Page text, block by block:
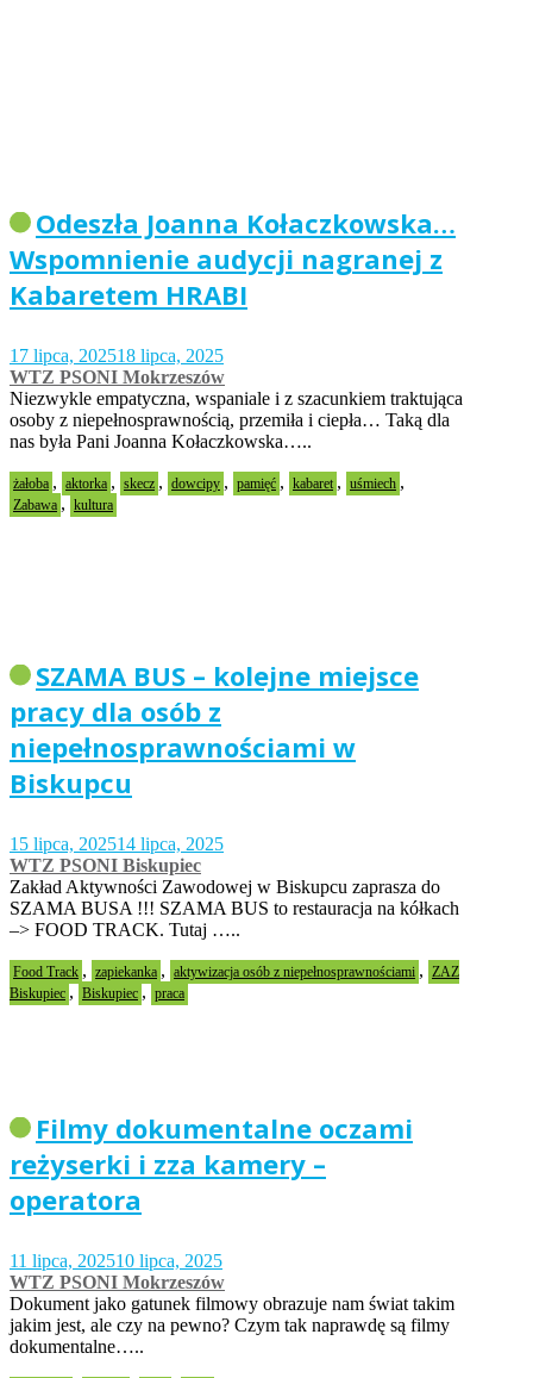
Odeszła Joanna Kołaczkowska…
Wspomnienie audycji nagranej z
Kabaretem HRABI
17 lipca, 202518 lipca, 2025
WTZ PSONI Mokrzeszów
Niezwykle empatyczna, wspaniale i z szacunkiem traktująca
osoby z niepełnosprawnością, przemiła i ciepła… Taką dla
nas była Pani Joanna Kołaczkowska…..
żałoba , aktorka , skecz , dowcipy , pamięć , kabaret , uśmiech ,
Zabawa , kultura
SZAMA BUS – kolejne miejsce
pracy dla osób z
niepełnosprawnościami w
Biskupcu
15 lipca, 202514 lipca, 2025
WTZ PSONI Biskupiec
Zakład Aktywności Zawodowej w Biskupcu zaprasza do
SZAMA BUSA !!! SZAMA BUS to restauracja na kółkach
–> FOOD TRACK. Tutaj …..
Food Track , zapiekanka , aktywizacja osób z niepełnosprawnościami ,
ZAZ
Biskupiec , Biskupiec , praca
Filmy dokumentalne oczami
reżyserki i zza kamery –
operatora
11 lipca, 202510 lipca, 2025
WTZ PSONI Mokrzeszów
Dokument jako gatunek filmowy obrazuje nam świat takim
jakim jest, ale czy na pewno? Czym tak naprawdę są filmy
dokumentalne…..